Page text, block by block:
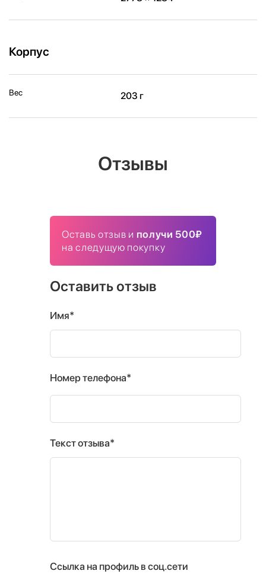
Корпус
Вес 203 г
Отзывы
Оставь отзыв и получи 500₽
на следущую покупку
Оставить отзыв
Имя*
Номер телефона*
Текст отзыва*
Ссылка на профиль в соц.сети